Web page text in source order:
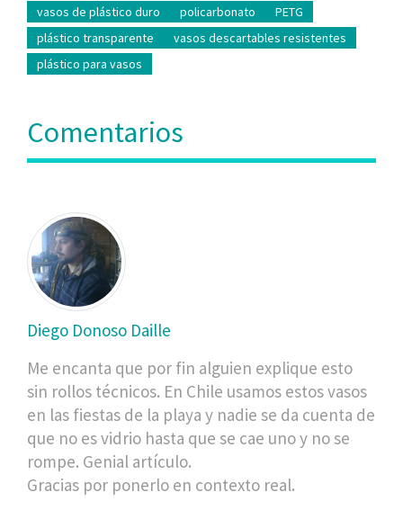
vasos de plástico duro
policarbonato
PETG
plástico transparente
vasos descartables resistentes
plástico para vasos
Comentarios
Diego Donoso Daille
Me encanta que por fin alguien explique esto
sin rollos técnicos. En Chile usamos estos vasos
en las fiestas de la playa y nadie se da cuenta de
que no es vidrio hasta que se cae uno y no se
rompe. Genial artículo.
Gracias por ponerlo en contexto real.